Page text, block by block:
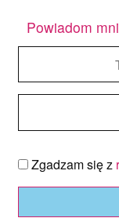
Powiadom
Zgadzam się z